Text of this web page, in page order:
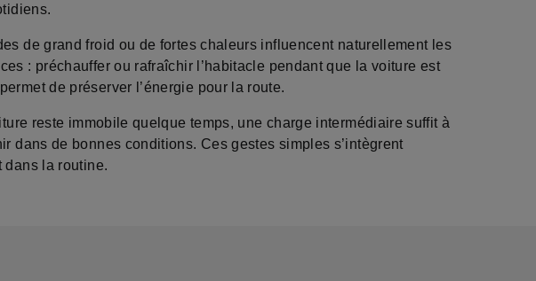
de grand froid ou de fortes chaleurs influencent naturellement les
: préchauffer ou rafraîchir l’habitacle pendant que la voiture est
de préserver l’énergie pour la route.
reste immobile quelque temps, une charge intermédiaire suffit à
dans de bonnes conditions. Ces gestes simples s’intègrent
dans la routine.